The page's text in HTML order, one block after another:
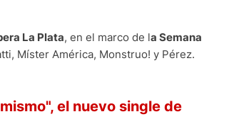
La Plata, en el marco de la Semana
Míster América, Monstruo! y Pérez.
el nuevo single de